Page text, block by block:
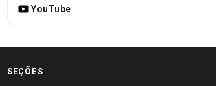
YouTube
SEÇÕES